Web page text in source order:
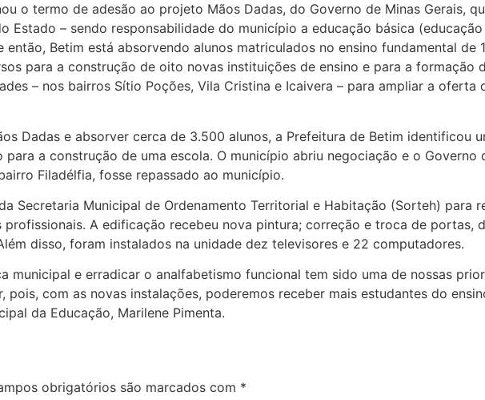
o termo de adesão ao projeto Mãos Dadas, do Governo de Minas Gerais,
– sendo responsabilidade do município a educação básica
Betim está absorvendo alunos matriculados no ensino fundamental de
para a construção de oito novas instituições de ensino e para a formação
– nos bairros Sítio Poções, Vila Cristina e Icaivera – para ampliar a oferta
Dadas e absorver cerca de 3.500 alunos, a Prefeitura de Betim identificou
a construção de uma escola. O município abriu negociação e o Governo
Filadélfia, fosse repassado ao município.
Secretaria Municipal de Ordenamento Territorial e Habitação (Sorteh) para
profissionais. A edificação recebeu nova pintura; correção e troca de portas,
disso, foram instalados na unidade dez televisores e 22 computadores.
municipal e erradicar o analfabetismo funcional tem sido uma de nossas
com as novas instalações, poderemos receber mais estudantes do
da Educação, Marilene Pimenta.
obrigatórios são marcados com *